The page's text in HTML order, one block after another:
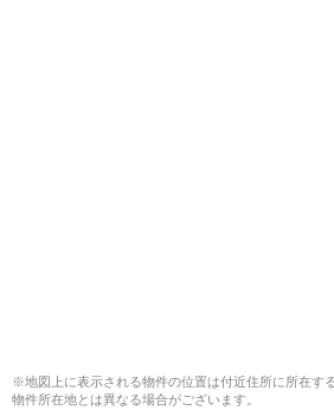
※地図上に表示される物件の位置は付近住所に所在す
物件所在地とは異なる場合がございます。